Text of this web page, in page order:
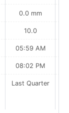
0.0 mm
10.0
05:59 AM
08:02 PM
Last Quarter